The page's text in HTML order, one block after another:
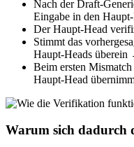
Nach der Draft-
Eingabe in den
Der Haupt-Head
Stimmt das
Haupt-Heads
Beim ersten
Haupt-Head
Warum sich dadurch